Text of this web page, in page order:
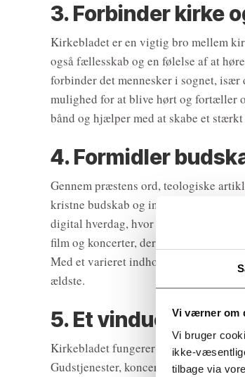
Vi værner om
Vi bruger
ikke-
tilbage via
3. Forbinder kirke
Kirkebladet er en vigtig bro mellem
også fællesskab og en følelse af at
forbinder det mennesker i sognet,
mulighed for at blive hørt og fortæller
bånd og hjælper med at skabe et
4. Formidler
Gennem præstens ord, teologiske
kristne budskab og inspirerer til
digital hverdag, hvor der er plads til ro
film og koncerter, der relaterer sig til
Med et varieret indhold, der spænder
ældste.
5. Et vindue til
Kirkebladet fungerer som et
Gudstjenester, koncerter, foredrag,